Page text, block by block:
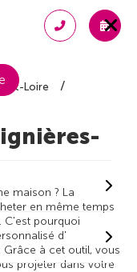
et-Loire
maison ? La
en même temps
C'est pourquoi
d'
Grâce à cet outil, vous
projeter dans votre